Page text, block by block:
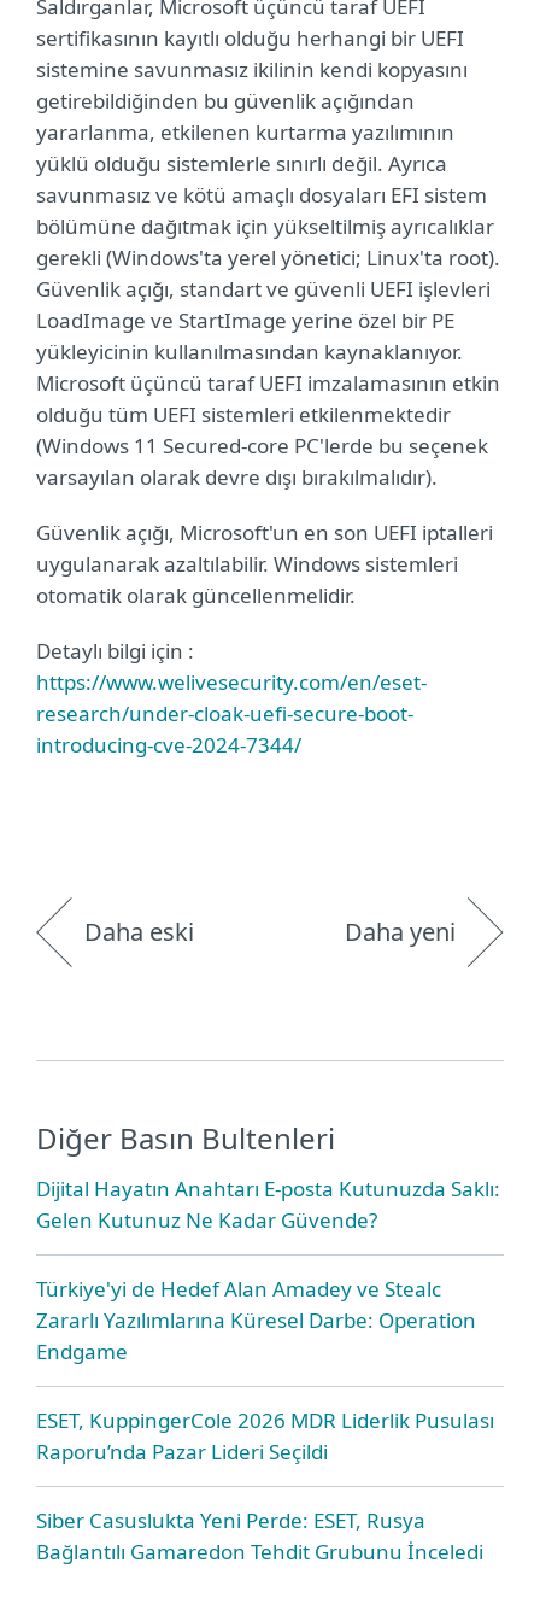
Saldırganlar, Microsoft üçüncü taraf UEFI
sertifikasının kayıtlı olduğu herhangi bir UEFI
sistemine savunmasız ikilinin kendi kopyasını
getirebildiğinden bu güvenlik açığından
yararlanma, etkilenen kurtarma yazılımının
yüklü olduğu sistemlerle sınırlı değil. Ayrıca
savunmasız ve kötü amaçlı dosyaları EFI sistem
bölümüne dağıtmak için yükseltilmiş ayrıcalıklar
gerekli (Windows'ta yerel yönetici; Linux'ta root).
Güvenlik açığı, standart ve güvenli UEFI işlevleri
LoadImage ve StartImage yerine özel bir PE
yükleyicinin kullanılmasından kaynaklanıyor.
Microsoft üçüncü taraf UEFI imzalamasının etkin
olduğu tüm UEFI sistemleri etkilenmektedir
(Windows 11 Secured-core PC'lerde bu seçenek
varsayılan olarak devre dışı bırakılmalıdır).
Güvenlik açığı, Microsoft'un en son UEFI iptalleri
uygulanarak azaltılabilir. Windows sistemleri
otomatik olarak güncellenmelidir.
Detaylı bilgi için :
https://www.welivesecurity.com/en/eset-
research/under-cloak-uefi-secure-boot-
introducing-cve-2024-7344/
Daha eski Daha yeni
Diğer Basın Bultenleri
Dijital Hayatın Anahtarı E-posta Kutunuzda Saklı:
Gelen Kutunuz Ne Kadar Güvende?
Türkiye'yi de Hedef Alan Amadey ve Stealc
Zararlı Yazılımlarına Küresel Darbe: Operation
Endgame
ESET, KuppingerCole 2026 MDR Liderlik Pusulası
Raporu’nda Pazar Lideri Seçildi
Siber Casuslukta Yeni Perde: ESET, Rusya
Bağlantılı Gamaredon Tehdit Grubunu İnceledi